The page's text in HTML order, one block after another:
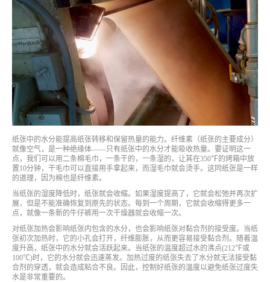
纸张中的水分能提高纸张转移和保留热量的能力。纤维素（纸张的主要成分）
就像空气，是一种绝缘体——只有纸张中的水分才能吸收热量。要证明这一
点，我们可以用二条棉毛巾，一条干的，一条湿的，让其在350℉的烤箱中放
置10分钟，干毛巾可以直接用手拿起来，而湿毛巾就会烫手。这同纸张是一样
的道理，因为棉也是纤维素。
当纸张的湿度降低时，纸张就会收缩。如果湿度提高了，它就会松弛并再次扩
展，但是不能准确恢复到原先的状态。每到一个周期，它就会收缩得更多一
点，就像一条新的牛仔裤用一次干燥器就会收缩一次。
对纸张加热会影响纸张内包含的水分，也会影响纸张对黏合剂的接受度。当纸
张初次加热时，它的小孔会打开，纤维膨胀，从而更容易接受黏合剂。随着温
度升高，纸张中的水分就会活跃起来。当纸张的温度超过水的沸点(212℉或
100℃)时，它的水分就会迅速蒸发。加热过度的纸张失去了水分就无法接受黏
合剂的穿透，就会造成粘合不良。因此，控制好纸张的温度以避免纸张过度失
水是非常重要的。